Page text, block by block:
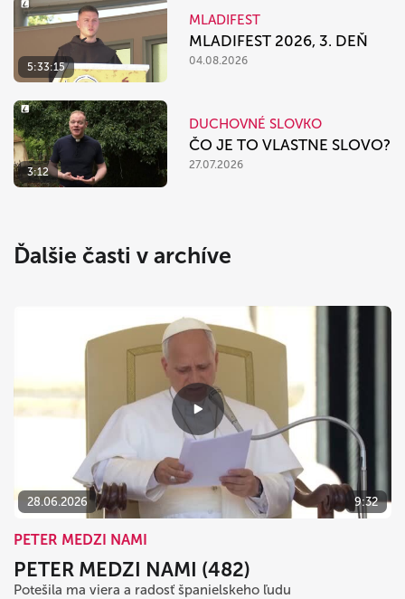
5:33:15
MLADIFEST
MLADIFEST 2026, 3. DEŇ
04.08.2026
3:12
DUCHOVNÉ SLOVKO
ČO JE TO VLASTNE SLOVO?
27.07.2026
Ďalšie časti v archíve
28.06.2026 9:32
PETER MEDZI NAMI
PETER MEDZI NAMI (482)
Potešila ma viera a radosť španielskeho ľudu